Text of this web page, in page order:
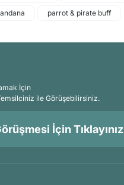
parrot & pirate buff
İçin
ile Görüşebilirsiniz.
İçin Tıklayınız